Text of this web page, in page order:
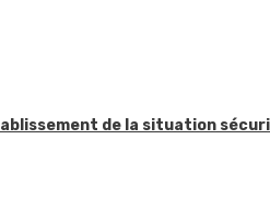
de la situation